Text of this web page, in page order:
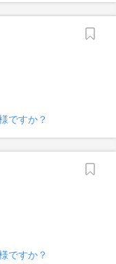
ですか？
ですか？